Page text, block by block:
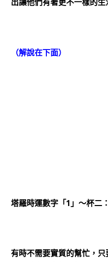
出讓他們有著更不一樣的生
（解說在下面）
塔羅時運數字「1 」～杯二
有時不需要實質的幫忙，